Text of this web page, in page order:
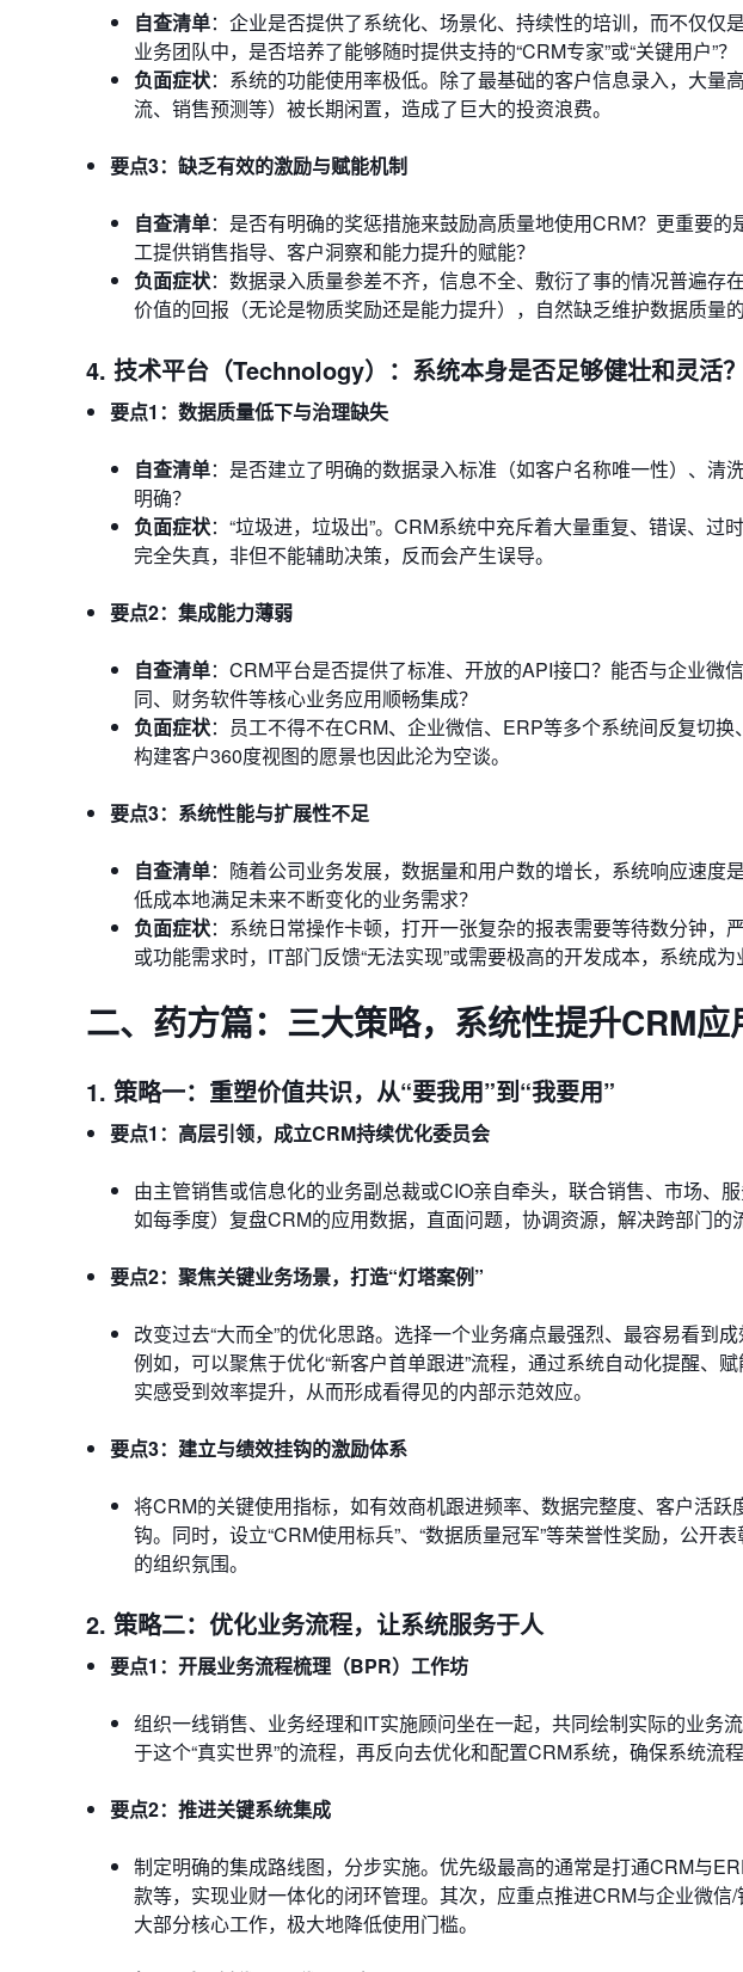
自查清单：企业是否提供了系统化、场景化、持续性的培训，而不仅仅
业务团队中，是否培养了能够随时提供支持的“CRM专家”或“关键用户”？
负面症状：系统的功能使用率极低。除了最基础的客户信息录入，大量
流、销售预测等）被长期闲置，造成了巨大的投资浪费。
要点3：缺乏有效的激励与赋能机制
自查清单：是否有明确的奖惩措施来鼓励高质量地使用CRM？更重要
工提供销售指导、客户洞察和能力提升的赋能？
负面症状：数据录入质量参差不齐，信息不全、敷衍了事的情况普遍存
价值的回报（无论是物质奖励还是能力提升），自然缺乏维护数据质量的
4. 技术平台（Technology）：系统本身是否足够健壮和灵活？
要点1：数据质量低下与治理缺失
自查清单：是否建立了明确的数据录入标准（如客户名称唯一性）、清
明确？
负面症状：“垃圾进，垃圾出”。CRM系统中充斥着大量重复、错误、
完全失真，非但不能辅助决策，反而会产生误导。
要点2：集成能力薄弱
自查清单：CRM平台是否提供了标准、开放的API接口？能否与企业微
同、财务软件等核心业务应用顺畅集成？
负面症状：员工不得不在CRM、企业微信、ERP等多个系统间反复切换
构建客户360度视图的愿景也因此沦为空谈。
要点3：系统性能与扩展性不足
自查清单：随着公司业务发展，数据量和用户数的增长，系统响应速度
低成本地满足未来不断变化的业务需求？
负面症状：系统日常操作卡顿，打开一张复杂的报表需要等待数分钟，
或功能需求时，IT部门反馈“无法实现”或需要极高的开发成本，系统成为
二、药方篇：三大策略，系统性提升CRM应
1. 策略一：重塑价值共识，从“要我用”到“我要用”
要点1：高层引领，成立CRM持续优化委员会
由主管销售或信息化的业务副总裁或CIO亲自牵头，联合销售、市场、
如每季度）复盘CRM的应用数据，直面问题，协调资源，解决跨部门的
要点2：聚焦关键业务场景，打造“灯塔案例”
改变过去“大而全”的优化思路。选择一个业务痛点最强烈、最容易看到
例如，可以聚焦于优化“新客户首单跟进”流程，通过系统自动化提醒、
实感受到效率提升，从而形成看得见的内部示范效应。
要点3：建立与绩效挂钩的激励体系
将CRM的关键使用指标，如有效商机跟进频率、数据完整度、客户活
钩。同时，设立“CRM使用标兵”、“数据质量冠军”等荣誉性奖励，公开
的组织氛围。
2. 策略二：优化业务流程，让系统服务于人
要点1：开展业务流程梳理（BPR）工作坊
组织一线销售、业务经理和IT实施顾问坐在一起，共同绘制实际的业务
于这个“真实世界”的流程，再反向去优化和配置CRM系统，确保系统流
要点2：推进关键系统集成
制定明确的集成路线图，分步实施。优先级最高的通常是打通CRM与
款等，实现业财一体化的闭环管理。其次，应重点推进CRM与企业微
大部分核心工作，极大地降低使用门槛。